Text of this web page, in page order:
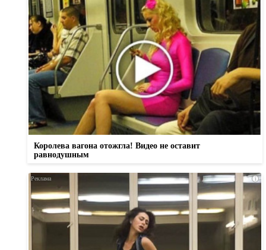
Королева вагона отожгла! Видео не оставит
равнодушным
i